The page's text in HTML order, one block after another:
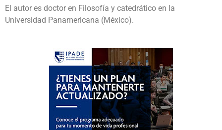
El autor es doctor en Filosofía y catedrático en la
Universidad Panamericana (México).